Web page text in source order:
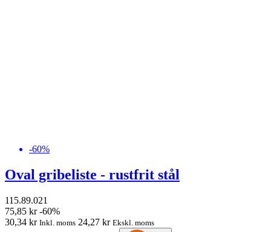
-60%
Oval gribeliste - rustfrit stål
115.89.021
75,85 kr -60%
30,34 kr Inkl. moms 24,27 kr Ekskl. moms